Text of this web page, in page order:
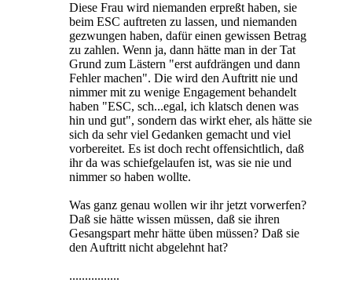
Diese Frau wird niemanden erpreßt haben, sie
beim ESC auftreten zu lassen, und niemanden
gezwungen haben, dafür einen gewissen Betrag
zu zahlen. Wenn ja, dann hätte man in der Tat
Grund zum Lästern "erst aufdrängen und dann
Fehler machen". Die wird den Auftritt nie und
nimmer mit zu wenige Engagement behandelt
haben "ESC, sch...egal, ich klatsch denen was
hin und gut", sondern das wirkt eher, als hätte sie
sich da sehr viel Gedanken gemacht und viel
vorbereitet. Es ist doch recht offensichtlich, daß
ihr da was schiefgelaufen ist, was sie nie und
nimmer so haben wollte.
Was ganz genau wollen wir ihr jetzt vorwerfen?
Daß sie hätte wissen müssen, daß sie ihren
Gesangspart mehr hätte üben müssen? Daß sie
den Auftritt nicht abgelehnt hat?
................